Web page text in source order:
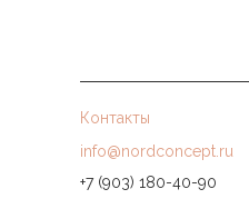
Контакты
info@nordconcept.ru
+7 (903) 180-40-90